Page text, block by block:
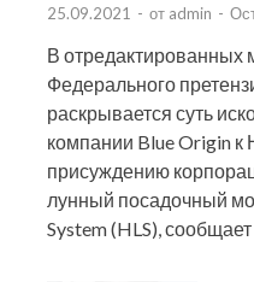
25.09.2021 - от admin -
В отредактированных
Федерального
раскрывается суть
компании Blue Origin
присуждению
лунный посадочный
System (HLS),